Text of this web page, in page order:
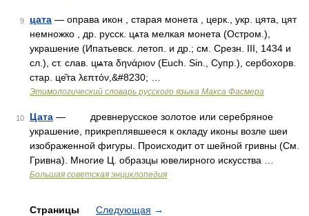
9 цата — оправа икон , старая монета , церк., укр. цята, цят
немножко , др. русск. цѧта мелкая монета (Остром.),
украшение (Ипатьевск. летоп. и др.; см. Срезн. III, 1434 и
сл.), ст. слав. цѩта δηνάριον (Еuсh. Sin., Супр.), сербохорв.
стар. це̏та λεπτόν,&#8230; …
Этимологический словарь русского языка Макса Фасмера
10 Цата — древнерусское золотое или серебряное
украшение, прикреплявшееся к окладу иконы возле шеи
изображенной фигуры. Происходит от шейной гривны (См.
Гривна). Многие Ц. образцы ювелирного искусства …
Большая советская энциклопедия
Страницы Следующая →